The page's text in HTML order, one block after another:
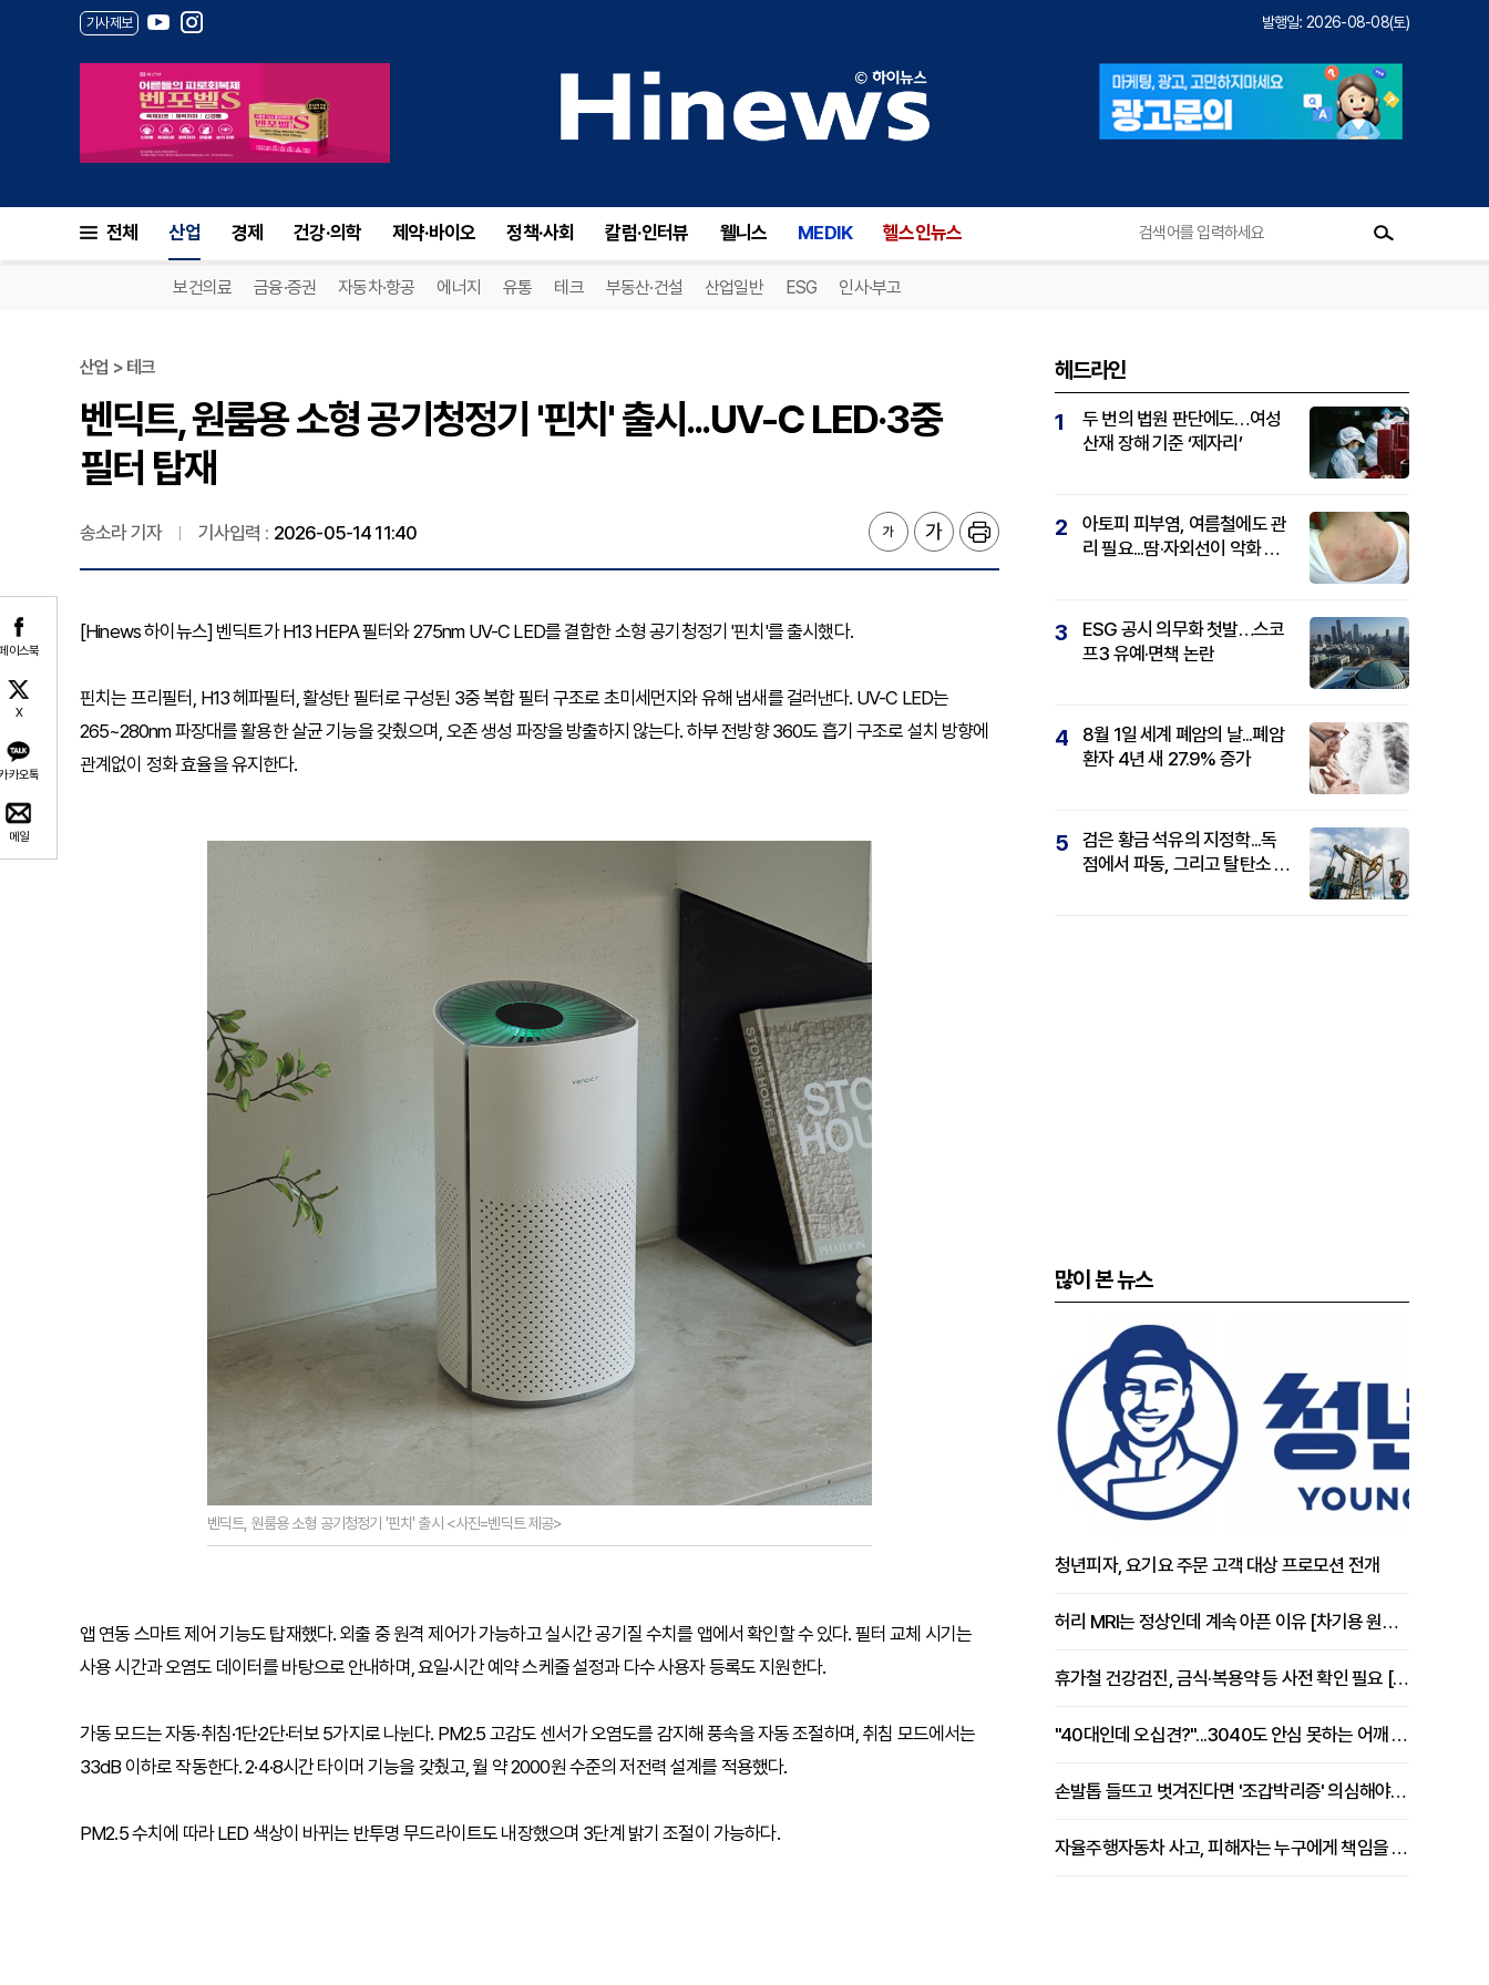
기사제보 발행일: 2026-08-08(토)
전체 산업 경제 건강·의학 제약·바이오 정책·사회 칼럼·인터뷰 웰니스 MEDIK 헬스인뉴스
보건의료 금융·증권 자동차·항공 에너지 유통 테크 부동산·건설 산업일반 ESG 인사·부고
이스북
X
카오톡
메일
산업 > 테크
벤딕트, 원룸용 소형 공기청정기 '핀치' 출시...UV-C LED·3중
필터 탑재
송소라 기자 기사입력 : 2026-05-14 11:40
[Hinews 하이뉴스] 벤딕트가 H13 HEPA 필터와 275nm UV-C LED를 결합한 소형 공기청정기 '핀치'를 출시했다.
핀치는 프리필터, H13 헤파필터, 활성탄 필터로 구성된 3중 복합 필터 구조로 초미세먼지와 유해 냄새를 걸러낸다. UV-C LED는
265~280nm 파장대를 활용한 살균 기능을 갖췄으며, 오존 생성 파장을 방출하지 않는다. 하부 전방향 360도 흡기 구조로 설치 방향에
관계없이 정화 효율을 유지한다.
벤딕트, 원룸용 소형 공기청정기 '핀치' 출시 <사진=벤딕트 제공>
앱 연동 스마트 제어 기능도 탑재했다. 외출 중 원격 제어가 가능하고 실시간 공기질 수치를 앱에서 확인할 수 있다. 필터 교체 시기는
사용 시간과 오염도 데이터를 바탕으로 안내하며, 요일·시간 예약 스케줄 설정과 다수 사용자 등록도 지원한다.
가동 모드는 자동·취침·1단·2단·터보 5가지로 나뉜다. PM2.5 고감도 센서가 오염도를 감지해 풍속을 자동 조절하며, 취침 모드에서는
33dB 이하로 작동한다. 2·4·8시간 타이머 기능을 갖췄고, 월 약 2000원 수준의 저전력 설계를 적용했다.
PM2.5 수치에 따라 LED 색상이 바뀌는 반투명 무드라이트도 내장했으며 3단계 밝기 조절이 가능하다.
헤드라인
1
두 번의 법원 판단에도…여성
산재 장해 기준 ‘제자리’
2
아토피 피부염, 여름철에도 관
리 필요...땀·자외선이 악화 요
3
ESG 공시 의무화 첫발…스코
프3 유예·면책 논란
4
8월 1일 세계 폐암의 날...폐암
환자 4년 새 27.9% 증가
5
검은 황금 석유의 지정학...독
점에서 파동, 그리고 탈탄소 패
많이 본 뉴스
청년피자, 요기요 주문 고객 대상 프로모션 전개
허리 MRI는 정상인데 계속 아픈 이유 [차기용 원장 칼럼]
휴가철 건강검진, 금식·복용약 등 사전 확인 필요 [정도감 원장 칼럼]
"40대인데 오십견?"...3040도 안심 못하는 어깨 유착성 관절낭염
손발톱 들뜨고 벗겨진다면 '조갑박리증' 의심해야 [김철윤 원장 칼럼]
자율주행자동차 사고, 피해자는 누구에게 책임을 물을 수 있을까